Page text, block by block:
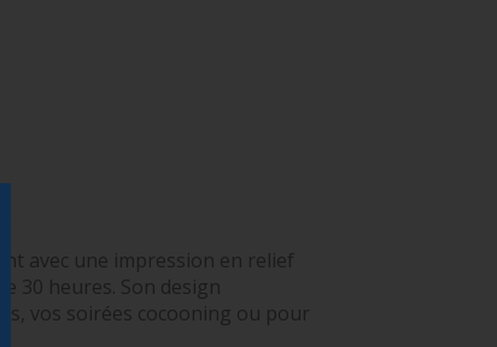
avec une impression en relief
30 heures. Son design
vos soirées cocooning ou pour